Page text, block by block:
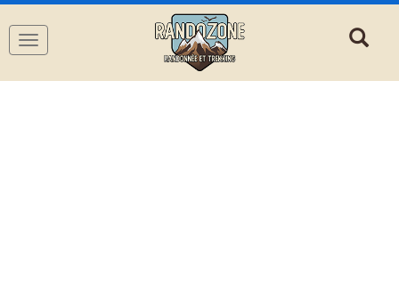
Navigation